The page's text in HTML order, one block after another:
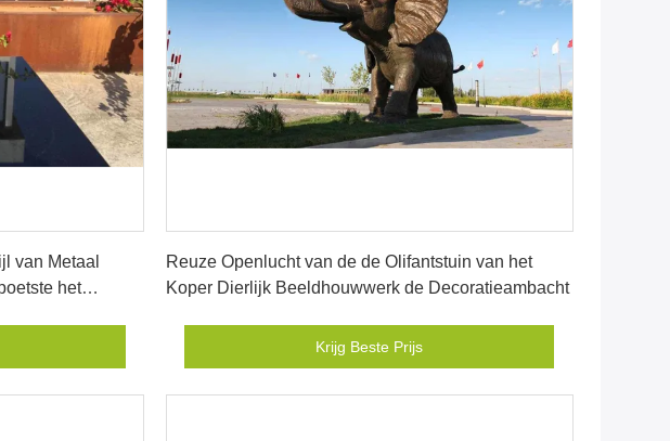
van Metaal
het
Reuze Openlucht van de de Olifantstuin van het
Koper Dierlijk Beeldhouwwerk de Decoratieambacht
Krijg Beste Prijs